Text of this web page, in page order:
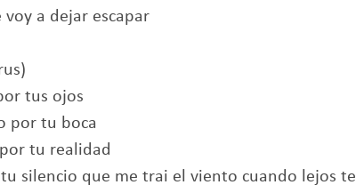
voy a dejar escapar
tus ojos
por tu boca
tu realidad
tu silencio que me trai el viento cuando lejos te